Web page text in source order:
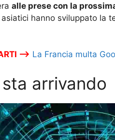
alle prese con la
hanno sviluppato la
–> La Francia multa
arrivando